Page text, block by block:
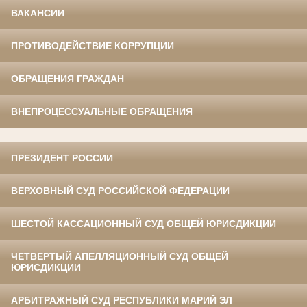
ВАКАНСИИ
ПРОТИВОДЕЙСТВИЕ КОРРУПЦИИ
ОБРАЩЕНИЯ ГРАЖДАН
ВНЕПРОЦЕССУАЛЬНЫЕ ОБРАЩЕНИЯ
ПРЕЗИДЕНТ РОССИИ
ВЕРХОВНЫЙ СУД РОССИЙСКОЙ ФЕДЕРАЦИИ
ШЕСТОЙ КАССАЦИОННЫЙ СУД ОБЩЕЙ ЮРИСДИКЦИИ
ЧЕТВЕРТЫЙ АПЕЛЛЯЦИОННЫЙ СУД ОБЩЕЙ
ЮРИСДИКЦИИ
АРБИТРАЖНЫЙ СУД РЕСПУБЛИКИ МАРИЙ ЭЛ